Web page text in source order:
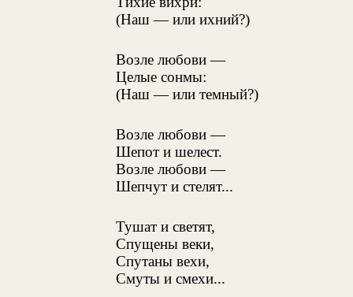
(Наш — или ихний?)
Возле любови —
Целые сонмы:
(Наш — или темный?)
Возле любови —
Шепот и шелест.
Возле любови —
Шепчут и стелят...
Тушат и светят,
Спущены веки,
Спутаны вехи,
Смуты и смехи...